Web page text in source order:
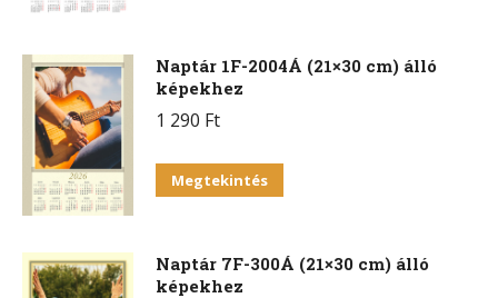
Naptár 1F-2004Á (21×30 cm) álló
képekhez
1 290 Ft
Megtekintés
Naptár 7F-300Á (21×30 cm) álló
képekhez